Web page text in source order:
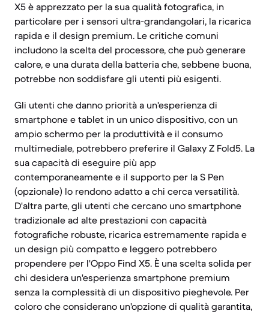
X5 è apprezzato per la sua qualità fotografica, in
particolare per i sensori ultra-grandangolari, la ricarica
rapida e il design premium. Le critiche comuni
includono la scelta del processore, che può generare
calore, e una durata della batteria che, sebbene buona,
potrebbe non soddisfare gli utenti più esigenti.
Gli utenti che danno priorità a un'esperienza di
smartphone e tablet in un unico dispositivo, con un
ampio schermo per la produttività e il consumo
multimediale, potrebbero preferire il Galaxy Z Fold5. La
sua capacità di eseguire più app
contemporaneamente e il supporto per la S Pen
(opzionale) lo rendono adatto a chi cerca versatilità.
D'altra parte, gli utenti che cercano uno smartphone
tradizionale ad alte prestazioni con capacità
fotografiche robuste, ricarica estremamente rapida e
un design più compatto e leggero potrebbero
propendere per l'Oppo Find X5. È una scelta solida per
chi desidera un'esperienza smartphone premium
senza la complessità di un dispositivo pieghevole. Per
coloro che considerano un'opzione di qualità garantita,